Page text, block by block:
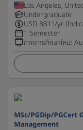
Los Angeles,
Undergraduate
USD 8811/yr
1 Semester
ภาคการศึกษาใหม่:
MSc/PGDip/PGCert
Management